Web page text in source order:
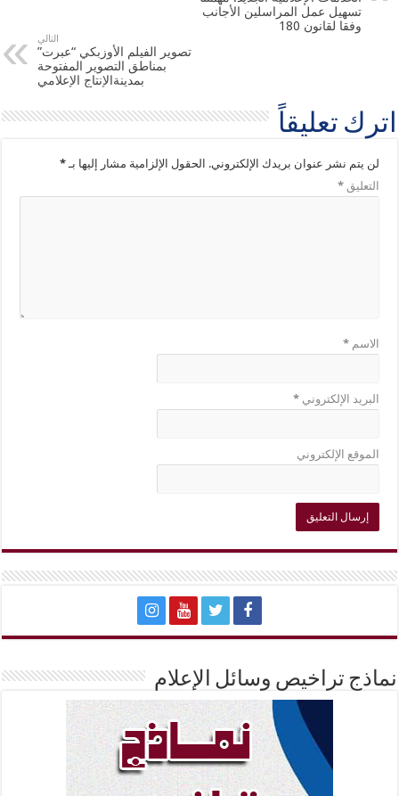
تسهيل عمل المراسلين الأجانب
وفقا لقانون 180
التالي
تصوير الفيلم الأوزبكي “عبرت”
بمناطق التصوير المفتوحة
بمدينةالإنتاج الإعلامي
اترك تعليقاً
لن يتم نشر عنوان بريدك الإلكتروني. الحقول الإلزامية مشار إليها بـ*
التعليق*
الاسم*
البريد الإلكتروني*
الموقع الإلكتروني
نماذج تراخيص وسائل الإعلام